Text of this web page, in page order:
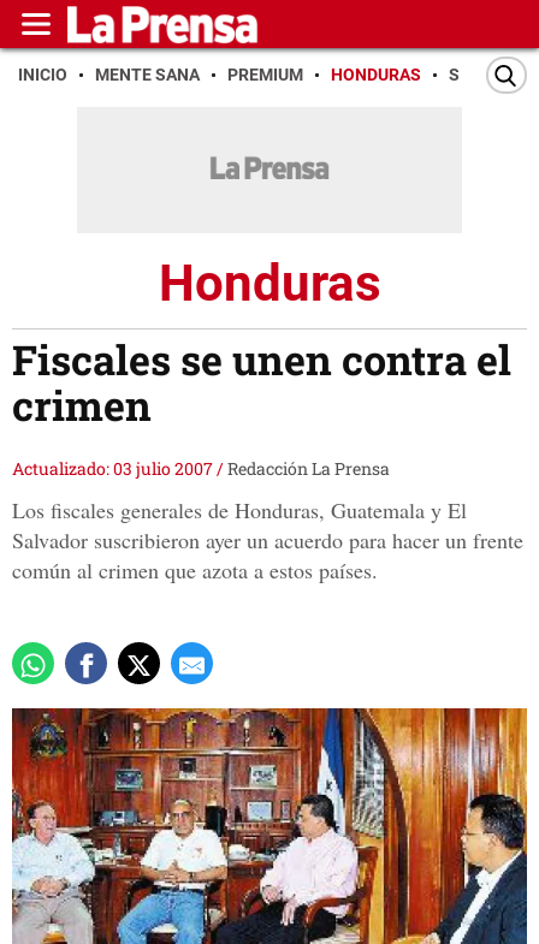
INICIO MENTE SANA PREMIUM HONDURAS SAN PEDRO
Honduras
Fiscales se unen contra el
crimen
Actualizado: 03 julio 2007/Redacción La Prensa
Los fiscales generales de Honduras, Guatemala y El
Salvador suscribieron ayer un acuerdo para hacer un frente
común al crimen que azota a estos países.